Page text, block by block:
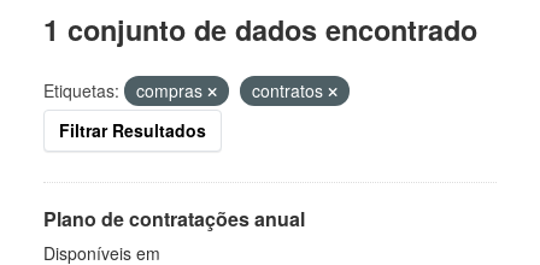
1 conjunto de dados encontrado
Etiquetas: compras
contratos
Filtrar Resultados
Plano de contratações anual
Disponíveis em